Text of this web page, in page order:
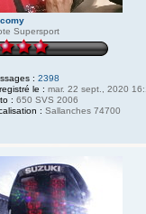
Supersport
: 2398
le : mar. 22 sept., 2020
: 650 SVS 2006
: Sallanches 74700